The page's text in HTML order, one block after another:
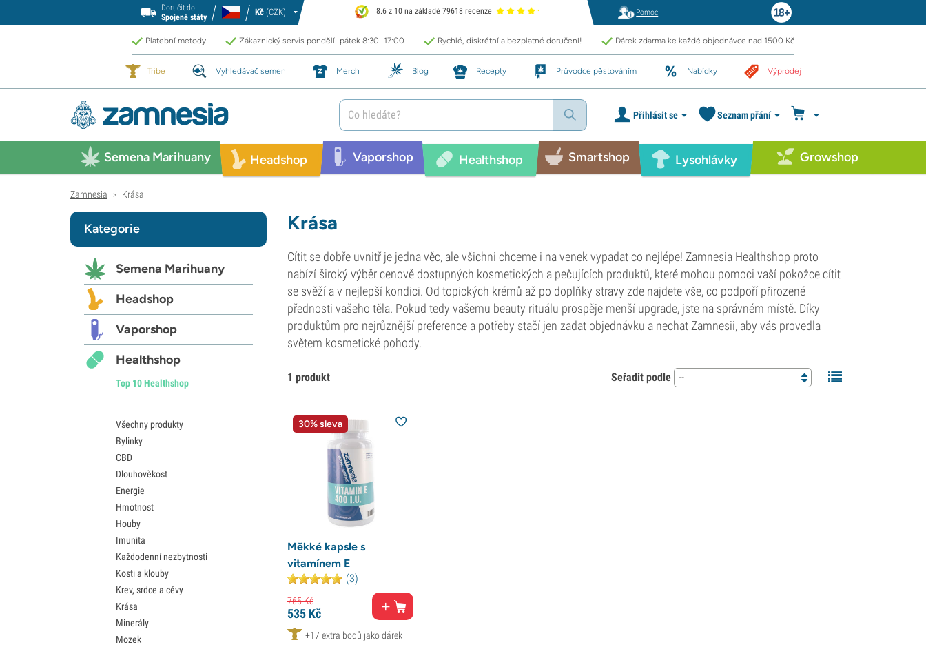
Doručit do
Spojené státy
Kč (CZK) 8.6 z 10 na základě 79618 recenze Pomoc
Platební metody Zákaznický servis pondělí–pátek 8:30–17:00 Rychlé, diskrétní a bezplatné doručení! Dárek zdarma ke každé objednávce nad 1500 Kč
Tribe Vyhledávač semen Merch Blog Recepty Průvodce pěstováním Nabídky Výprodej
Přihlásit se Seznam přání
Semena Marihuany Headshop Vaporshop Healthshop Smartshop Lysohlávky Growshop
Zamnesia > Krása
Krása
Cítit se dobře uvnitř je jedna věc, ale všichni chceme i na venek vypadat co nejlépe! Zamnesia Healthshop proto
nabízí široký výběr cenově dostupných kosmetických a pečujících produktů, které mohou pomoci vaší pokožce cítit
se svěží a v nejlepší kondici. Od topických krémů až po doplňky stravy zde najdete vše, co podpoří přirozené
přednosti vašeho těla. Pokud tedy vašemu beauty rituálu prospěje menší upgrade, jste na správném místě. Díky
produktům pro nejrůznější preference a potřeby stačí jen zadat objednávku a nechat Zamnesii, aby vás provedla
světem kosmetické pohody.
1 produkt Seřadit podle --
30% sleva
Měkké kapsle s
vitamínem E
(3)
765Kč
535 Kč
+17 extra bodů jako dárek
Kategorie
Semena Marihuany
Headshop
Vaporshop
Healthshop
Top 10 Healthshop
Všechny produkty
Bylinky
CBD
Dlouhověkost
Energie
Hmotnost
Houby
Imunita
Každodenní nezbytnosti
Kosti a klouby
Krev, srdce a cévy
Krása
Minerály
Mozek